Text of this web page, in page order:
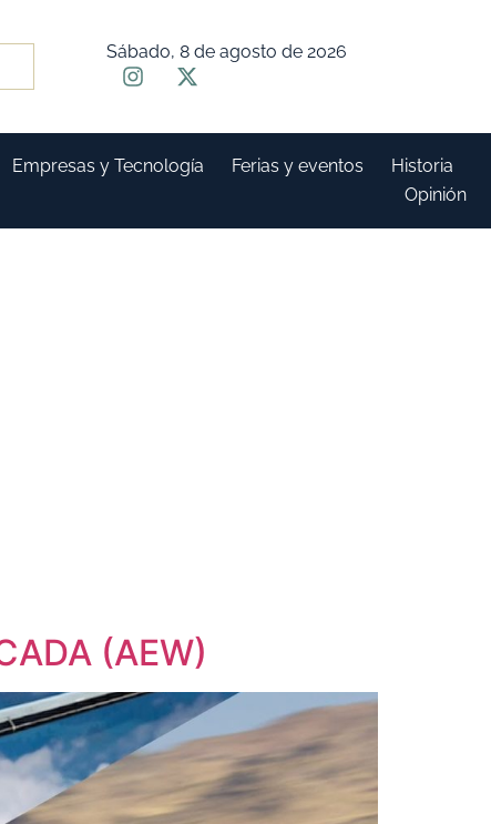
Sábado, 8 de agosto de 2026
Empresas y Tecnología Ferias y eventos
Historia
Opinión
(AEW)